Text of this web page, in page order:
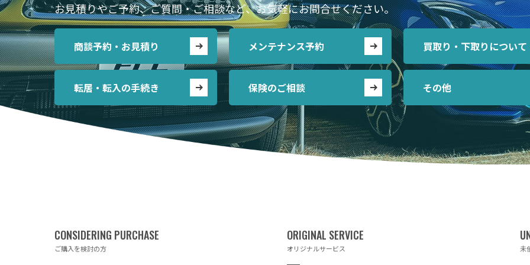
お見積りやご予約、ご質問・ご相談など、お気軽にお問合せください。
商談予約・お見積り メンテナンス予約 買取り・下取りについて
転居・転入の手続き 保険のご相談 その他
ご購入を検討の方 オリジナルサービス 未